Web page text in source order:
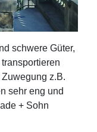
schwere Güter,
z.B.
sehr eng und
+ Sohn